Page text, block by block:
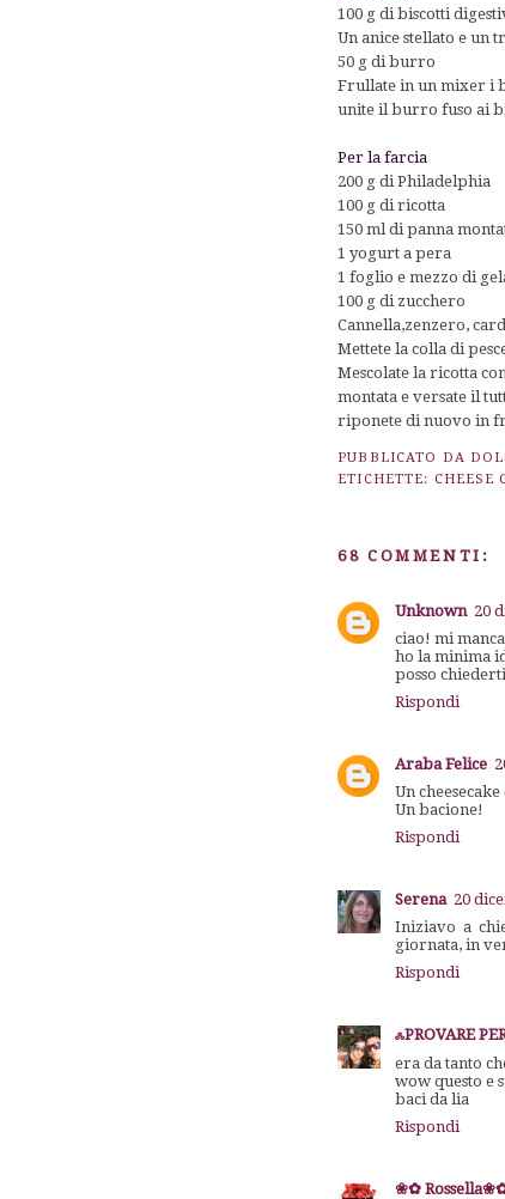
100 g di biscotti
Un anice stellato e un
50 g di burro
Frullate in un mixer i
unite il burro fuso ai
Per la farcia
200 g di Philadelphia
100 g di ricotta
150 ml di panna
1 yogurt a pera
1 foglio e mezzo di
100 g di zucchero
Cannella,zenzero,
Mettete la colla di
Mescolate la ricotta
montata e versate il
riponete di nuovo in
PUBBLICATO DA
ETICHETTE: CHEESE
68 COMMENTI:
Unknown 20
ciao! mi
ho la minima
posso
Rispondi
Araba Felice
Un
Un bacione!
Rispondi
Serena 20
Iniziavo a
giornata, in
Rispondi
ஃPROVARE
era da tanto
wow questo e
baci da lia
Rispondi
❀✿